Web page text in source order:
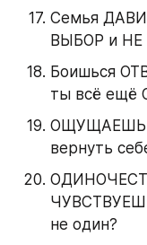
Семья
ВЫБОР и
Боишься
ты всё ещё
ОЩУЩАЕШЬ
вернуть
не один?